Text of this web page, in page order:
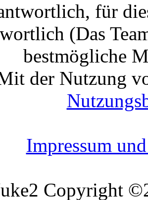
für
(Das
bestmögliche
der Nutzung
Impressum
Copyright